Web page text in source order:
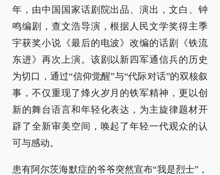
年，由中国国家话剧院出品、演出，文白、钟
鸣编剧，查文浩导演，根据人民文学奖得主季
宇获奖小说《最后的电波》改编的话剧《铁流
东进》再次上演。该剧以新四军通信兵的历史
为切口，通过“信仰觉醒”与“代际对话”的双核叙
事，不仅重现了烽火岁月的铁军精神，更以创
新的舞台语言和年轻化表达，为主旋律题材开
辟了全新审美空间，唤起了年轻一代观众的认
可与感动。
患有阿尔茨海默症的爷爷突然宣布“我是烈士”，